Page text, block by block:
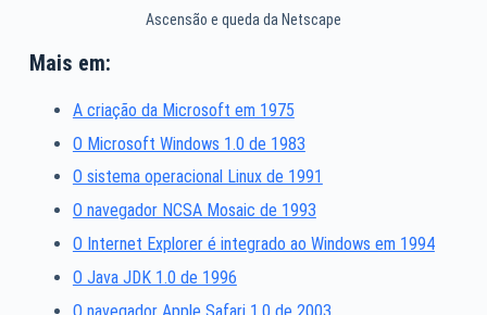
Ascensão e queda da Netscape
Mais em:
A criação da Microsoft em 1975
O Microsoft Windows 1.0 de 1983
O sistema operacional Linux de 1991
O navegador NCSA Mosaic de 1993
O Internet Explorer é integrado ao Windows em 1994
O Java JDK 1.0 de 1996
O navegador Apple Safari 1.0 de 2003